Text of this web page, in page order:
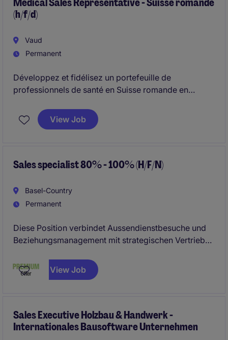
(h/f/d)
Vaud
Permanent
Développez et fidélisez un portefeuille de
professionnels de santé en Suisse romande en
pharmaceutique, le développement commercial du
territoire et l'atteinte des objectifs de vente au sein
View Job
Sales specialist 80% - 100% (H/F/N)
Basel-Country
Permanent
Diese Position verbindet Aussendienstbesuche und
Beziehungsmanagement mit strategischen Vertriebs-
geschäftliche Wachstum voran, indem Sie Kunden
betreuen, Produktdaten verwalten, Veranstaltungen
View Job
Sales Executive Holzbau & Handwerk -
Internationales Bausoftware Unternehmen